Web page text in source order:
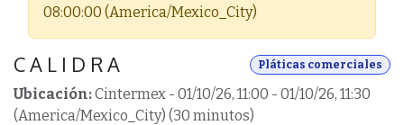
08:00:00 (America/Mexico_City)
C A L I D R A Pláticas comerciales
Ubicación:Cintermex - 01/10/26, 11:00 - 01/10/26, 11:30
(America/Mexico_City) (30 minutos)